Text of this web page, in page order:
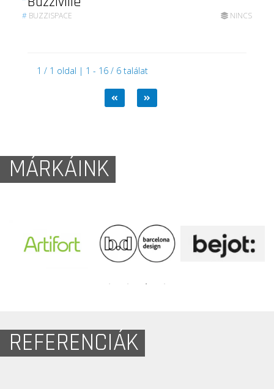
# BUZZISPACE NINCS
1 / 1 oldal | 1 - 16 / 6 találat
MÁRKÁINK
REFERENCIÁK